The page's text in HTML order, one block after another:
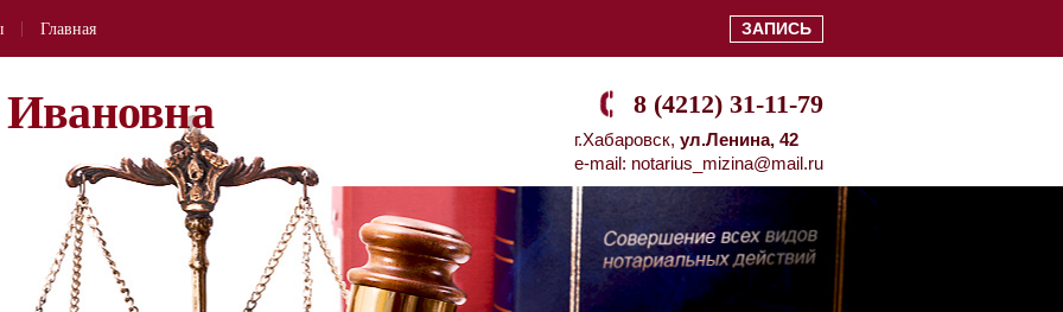
ЗАПИСЬ
Главная
8 (4212) 31-11-79
г.Хабаровск, ул.Ленина, 42
e-mail: notarius_mizina@mail.ru